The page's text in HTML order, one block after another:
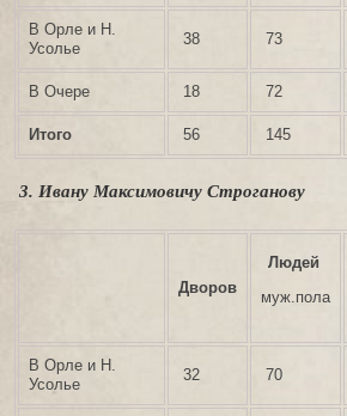
В Орле и Н.
Усолье
38 73
В Очере 18 72
Итого 56 145
3. Ивану Максимовичу Строганову
Дворов
Людей
муж.пола
В Орле и Н.
Усолье
32 70